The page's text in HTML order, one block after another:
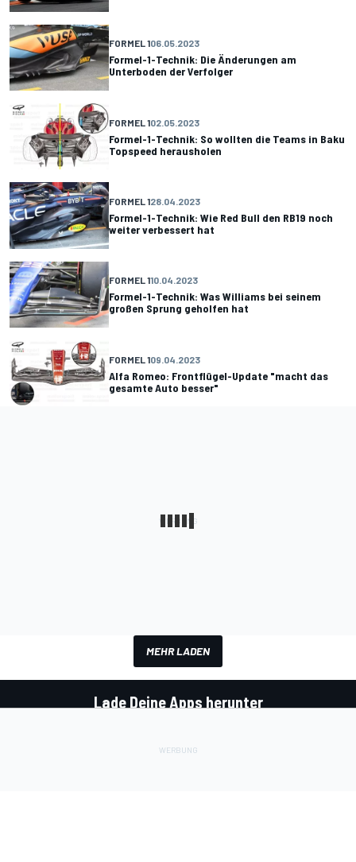
FORMEL 106.05.2023
Formel-1-Technik: Die Änderungen am
Unterboden der Verfolger
FORMEL 102.05.2023
Formel-1-Technik: So wollten die Teams in Baku
Topspeed herausholen
FORMEL 128.04.2023
Formel-1-Technik: Wie Red Bull den RB19 noch
weiter verbessert hat
FORMEL 110.04.2023
Formel-1-Technik: Was Williams bei seinem
großen Sprung geholfen hat
FORMEL 109.04.2023
Alfa Romeo: Frontflügel-Update "macht das
gesamte Auto besser"
MEHR LADEN
Lade Deine Apps herunter